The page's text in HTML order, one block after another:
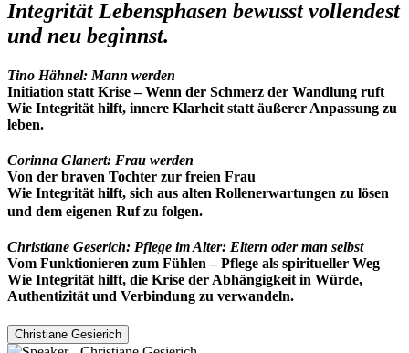
Integrität Lebensphasen bewusst vollendest
und neu beginnst.
Tino Hähnel: Mann werden
Initiation statt Krise – Wenn der Schmerz der Wandlung ruft
Wie Integrität hilft, innere Klarheit statt äußerer Anpassung zu
leben.
Corinna Glanert: Frau werden
Von der braven Tochter zur freien Frau
Wie Integrität hilft, sich aus alten Rollenerwartungen zu lösen
und dem eigenen Ruf zu folgen.
Christiane Geserich: Pflege im Alter: Eltern oder man selbst
Vom Funktionieren zum Fühlen – Pflege als spiritueller Weg
Wie Integrität hilft, die Krise der Abhängigkeit in Würde,
Authentizität und Verbindung zu verwandeln.
Christiane Gesierich